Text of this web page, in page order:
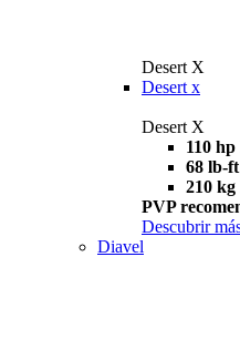
Desert X
Desert x
Desert X
110 hp
68 lb-ft
210 kg
PVP
Descubrir
Diavel